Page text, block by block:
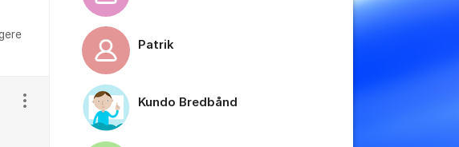
Vis/skjul innstillinger for innlegg/kommentarer
Patrik
Kundo Bredbånd